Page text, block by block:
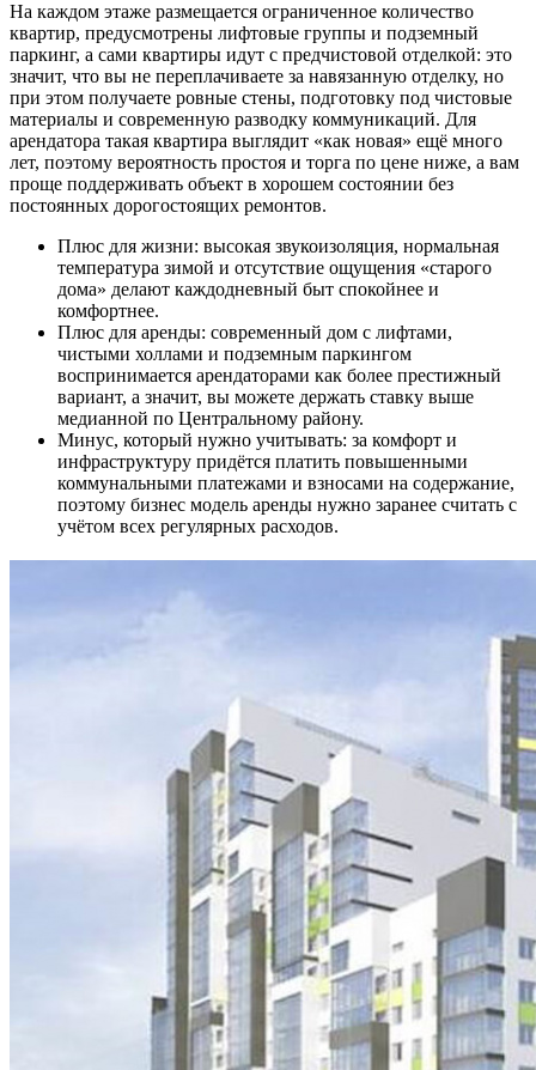
На каждом этаже размещается ограниченное количество
квартир, предусмотрены лифтовые группы и подземный
паркинг, а сами квартиры идут с предчистовой отделкой: это
значит, что вы не переплачиваете за навязанную отделку, но
при этом получаете ровные стены, подготовку под чистовые
материалы и современную разводку коммуникаций. Для
арендатора такая квартира выглядит «как новая» ещё много
лет, поэтому вероятность простоя и торга по цене ниже, а вам
проще поддерживать объект в хорошем состоянии без
постоянных дорогостоящих ремонтов.
Плюс для жизни: высокая звукоизоляция, нормальная
температура зимой и отсутствие ощущения «старого
дома» делают каждодневный быт спокойнее и
комфортнее.
Плюс для аренды: современный дом с лифтами,
чистыми холлами и подземным паркингом
воспринимается арендаторами как более престижный
вариант, а значит, вы можете держать ставку выше
медианной по Центральному району.
Минус, который нужно учитывать: за комфорт и
инфраструктуру придётся платить повышенными
коммунальными платежами и взносами на содержание,
поэтому бизнес модель аренды нужно заранее считать с
учётом всех регулярных расходов.